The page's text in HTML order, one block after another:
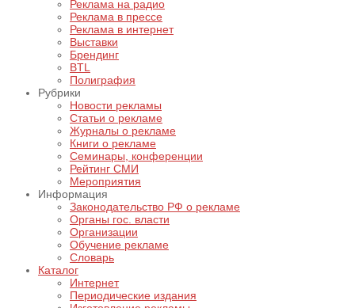
Реклама на радио
Реклама в прессе
Реклама в интернет
Выставки
Брендинг
BTL
Полиграфия
Рубрики
Новости рекламы
Статьи о рекламе
Журналы о рекламе
Книги о рекламе
Семинары, конференции
Рейтинг СМИ
Мероприятия
Информация
Законодательство РФ о рекламе
Органы гос. власти
Организации
Обучение рекламе
Словарь
Каталог
Интернет
Периодические издания